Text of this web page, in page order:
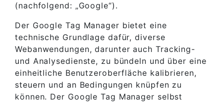
(nachfolgend: „Google“).
Der Google Tag Manager bietet eine
technische Grundlage dafür, diverse
Webanwendungen, darunter auch Tracking-
und Analysedienste, zu bündeln und über eine
einheitliche Benutzeroberfläche kalibrieren,
steuern und an Bedingungen knüpfen zu
können. Der Google Tag Manager selbst